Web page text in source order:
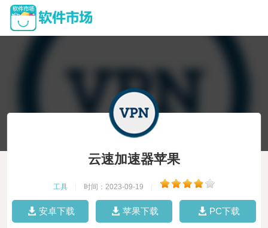
云速加速器苹果
工具 时间：2023-09-19
安卓下载 苹果下载 PC下载